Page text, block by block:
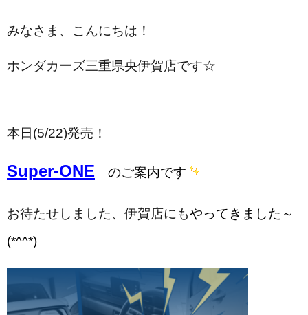
みなさま、こんにちは！
ホンダカーズ三重県央伊賀店です☆
本日(5/22)発売！
Super-ONE のご案内です
お待たせしました、伊賀店にもやってきました～
(*^^*)